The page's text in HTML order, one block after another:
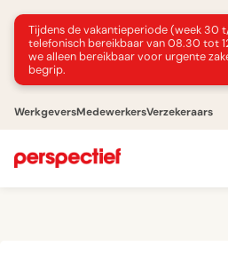
Tijdens de vakantieperiode (week 30
telefonisch bereikbaar van 08.30 tot
we alleen bereikbaar voor urgente
begrip.
WerkgeversMedewerkersVerzekeraars